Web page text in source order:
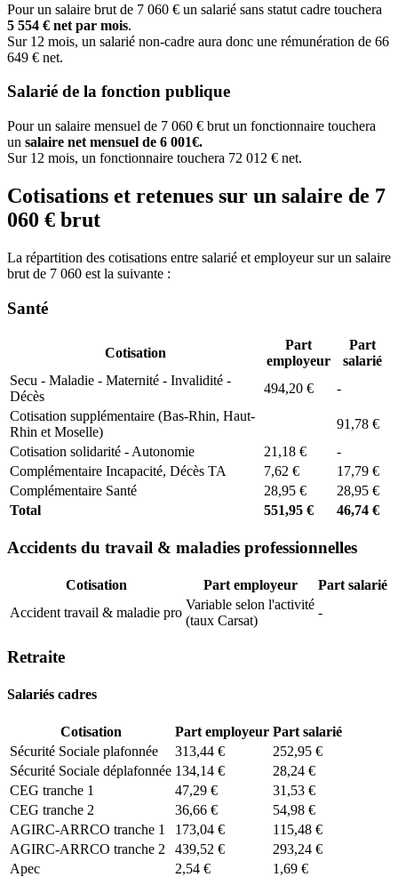
Pour un salaire brut de 7 060 € un salarié sans statut cadre touchera
5 554 € net par mois.
Sur 12 mois, un salarié non-cadre aura donc une rémunération de 66
649 € net.
Salarié de la fonction publique
Pour un salaire mensuel de 7 060 € brut un fonctionnaire touchera
un salaire net mensuel de 6 001€.
Sur 12 mois, un fonctionnaire touchera 72 012 € net.
Cotisations et retenues sur un salaire de 7
060 € brut
La répartition des cotisations entre salarié et employeur sur un salaire
brut de 7 060 est la suivante :
Santé
Cotisation
Part
employeur
Part
salarié
Secu - Maladie - Maternité - Invalidité -
Décès
494,20 €
-
Cotisation supplémentaire (Bas-Rhin, Haut-
Rhin et Moselle)
91,78 €
Cotisation solidarité - Autonomie
21,18 €
-
Complémentaire Incapacité, Décès TA
7,62 €
17,79 €
Complémentaire Santé
28,95 €
28,95 €
Total
551,95 € 46,74 €
Accidents du travail & maladies professionnelles
Cotisation Part employeur
Part salarié
Accident travail & maladie pro
Variable selon l'activité
(taux Carsat)
-
Retraite
Salariés cadres
Cotisation Part employeur Part salarié
Sécurité Sociale plafonnée
313,44 €
252,95 €
Sécurité Sociale déplafonnée 134,14 €
28,24 €
CEG tranche 1
47,29 €
31,53 €
CEG tranche 2
36,66 €
54,98 €
AGIRC-ARRCO tranche 1
173,04 €
115,48 €
AGIRC-ARRCO tranche 2
439,52 €
293,24 €
Apec
2,54 €
1,69 €